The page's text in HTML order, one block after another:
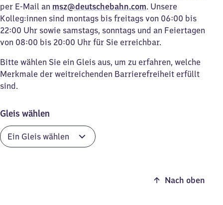
per E-Mail an msz@deutschebahn.com. Unsere
Kolleg:innen sind montags bis freitags von 06:00 bis
22:00 Uhr sowie samstags, sonntags und an Feiertagen
von 08:00 bis 20:00 Uhr für Sie erreichbar.
Bitte wählen Sie ein Gleis aus, um zu erfahren, welche
Merkmale der weitreichenden Barrierefreiheit erfüllt
sind.
Gleis wählen
Nach oben